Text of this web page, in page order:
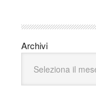
Archivi